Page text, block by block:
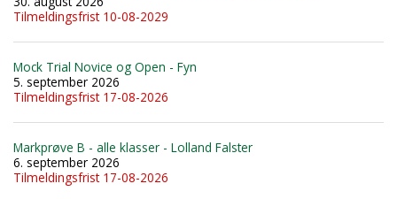
Tilmeldingsfrist 10-08-2029
Mock Trial Novice og Open - Fyn
5. september 2026
Tilmeldingsfrist 17-08-2026
Markprøve B - alle klasser - Lolland Falster
6. september 2026
Tilmeldingsfrist 17-08-2026